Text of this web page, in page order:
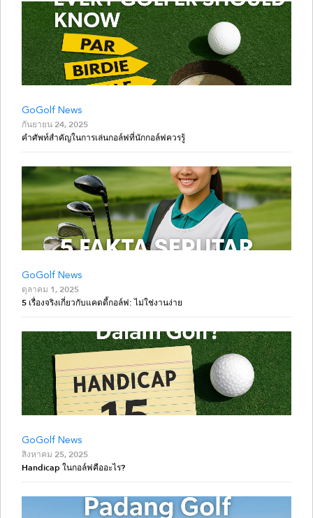
GoGolf News
กันยายน 24, 2025
คำศัพท์สำคัญในการเล่นกอล์ฟที่นักกอล์ฟควรรู้
GoGolf News
ตุลาคม 1, 2025
5 เรื่องจริงเกี่ยวกับแคดดี้กอล์ฟ: ไม่ใช่งานง่าย
GoGolf News
สิงหาคม 25, 2025
Handicap ในกอล์ฟคืออะไร?